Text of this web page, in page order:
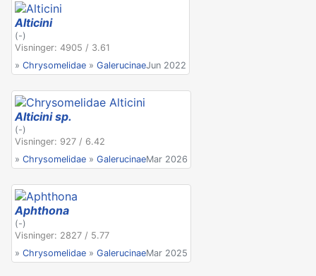
Alticini
(-)
Visninger: 4905 / 3.61
» Chrysomelidae » GalerucinaeJun 2022
Alticini sp.
(-)
Visninger: 927 / 6.42
» Chrysomelidae » GalerucinaeMar 2026
Aphthona
(-)
Visninger: 2827 / 5.77
» Chrysomelidae » GalerucinaeMar 2025